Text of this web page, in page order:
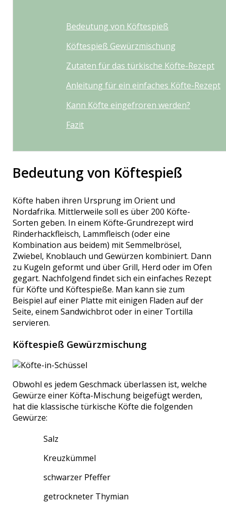
Bedeutung von Köftespieß
Köftespieß Gewürzmischung
Zutaten für das türkische Köfte-Rezept
Anleitung für ein einfaches Köfte-Rezept
Kann Köfte eingefroren werden?
Fazit
Bedeutung von Köftespieß
Köfte haben ihren Ursprung im Orient und
Nordafrika. Mittlerweile soll es über 200 Köfte-
Sorten geben. In einem Köfte-Grundrezept wird
Rinderhackfleisch, Lammfleisch (oder eine
Kombination aus beidem) mit Semmelbrösel,
Zwiebel, Knoblauch und Gewürzen kombiniert. Dann
zu Kugeln geformt und über Grill, Herd oder im Ofen
gegart. Nachfolgend findet sich ein einfaches Rezept
für Köfte und Köftespieße. Man kann sie zum
Beispiel auf einer Platte mit einigen Fladen auf der
Seite, einem Sandwichbrot oder in einer Tortilla
servieren.
Köftespieß Gewürzmischung
Obwohl es jedem Geschmack überlassen ist, welche
Gewürze einer Köfta-Mischung beigefügt werden,
hat die klassische türkische Köfte die folgenden
Gewürze:
Salz
Kreuzkümmel
schwarzer Pfeffer
getrockneter Thymian